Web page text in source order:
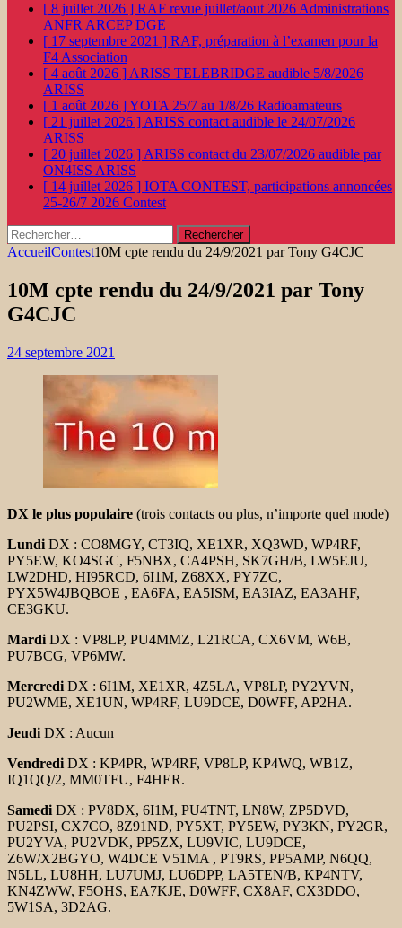
[ 8 juillet 2026 ] RAF revue juillet/aout 2026 Administrations
ANFR ARCEP DGE
[ 17 septembre 2021 ] RAF, préparation à l’examen pour la
F4 Association
[ 4 août 2026 ] ARISS TELEBRIDGE audible 5/8/2026
ARISS
[ 1 août 2026 ]YOTA 25/7 au 1/8/26 Radioamateurs
[ 21 juillet 2026 ] ARISS contact audible le 24/07/2026
ARISS
[ 20 juillet 2026 ] ARISS contact du 23/07/2026 audible par
ON4ISS ARISS
[ 14 juillet 2026 ] IOTA CONTEST, participations annoncées
25-26/7 2026 Contest
Rechercher :
AccueilContest10M cpte rendu du 24/9/2021 par Tony G4CJC
10M cpte rendu du 24/9/2021 par Tony
G4CJC
24 septembre 2021
DX le plus populaire (trois contacts ou plus, n’importe quel mode)
Lundi DX : CO8MGY, CT3IQ, XE1XR, XQ3WD, WP4RF,
PY5EW, KO4SGC, F5NBX, CA4PSH, SK7GH/B, LW5EJU,
LW2DHD, HI95RCD, 6I1M, Z68XX, PY7ZC,
PYX5W4JBQBOE , EA6FA, EA5ISM, EA3IAZ, EA3AHF,
CE3GKU.
Mardi DX : VP8LP, PU4MMZ, L21RCA, CX6VM, W6B,
PU7BCG, VP6MW.
Mercredi DX : 6I1M, XE1XR, 4Z5LA, VP8LP, PY2YVN,
PU2WME, XE1UN, WP4RF, LU9DCE, D0WFF, AP2HA.
Jeudi DX : Aucun
Vendredi DX : KP4PR, WP4RF, VP8LP, KP4WQ, WB1Z,
IQ1QQ/2, MM0TFU, F4HER.
Samedi DX : PV8DX, 6I1M, PU4TNT, LN8W, ZP5DVD,
PU2PSI, CX7CO, 8Z91ND, PY5XT, PY5EW, PY3KN, PY2GR,
PU2YVA, PU2VDK, PP5ZX, LU9VIC, LU9DCE,
Z6W/X2BGYO, W4DCE V51MA , PT9RS, PP5AMP, N6QQ,
N5LL, LU8HH, LU7UMJ, LU6DPP, LA5TEN/B, KP4NTV,
KN4ZWW, F5OHS, EA7KJE, D0WFF, CX8AF, CX3DDO,
5W1SA, 3D2AG.